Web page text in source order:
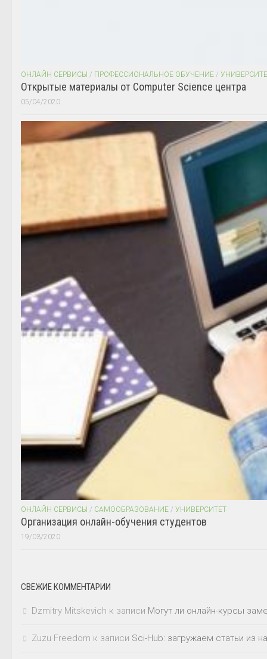
ОНЛАЙН СЕРВИСЫ / ПРОФЕССИОНАЛЬНОЕ ОБУЧЕНИЕ /
Открытые материалы от Computer Science центра
05/04/2020
ОНЛАЙН СЕРВИСЫ / САМООБРАЗОВАНИЕ / УНИВЕРСИТЕТ
Организация онлайн-обучения студентов
19/03/2020
СВЕЖИЕ КОММЕНТАРИИ
Dzmitry Mitskevich к записи Могут ли онлайн-курсы
Zuzu Freedom к записи Sci-Hub: загружаем статьи из